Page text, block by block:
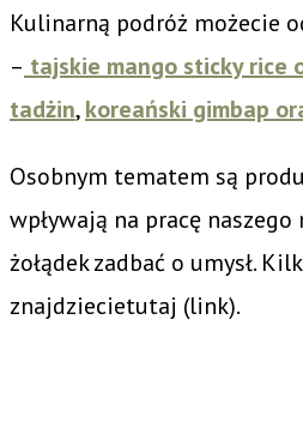
Kulinarną podróż możecie
– tajskie mango sticky rice
tadżin,koreański gimbap
Osobnym tematem są
wpływają na pracę
żołądek zadbać o umysł.
znajdziecietutaj (link).